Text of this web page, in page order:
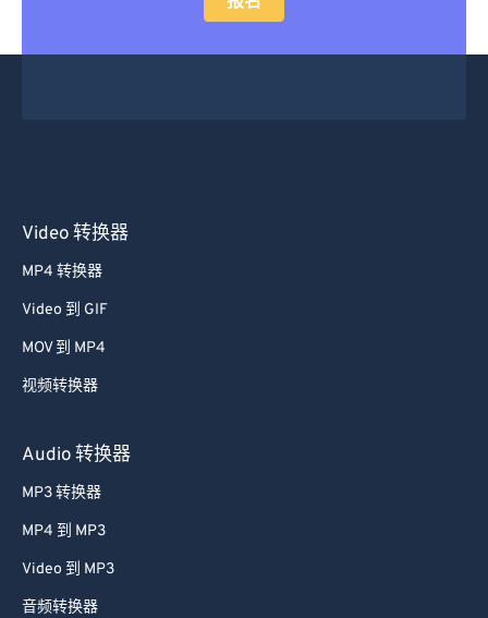
Video 转换器
MP4 转换器
Video 到 GIF
MOV 到 MP4
视频转换器
Audio 转换器
MP3 转换器
MP4 到 MP3
Video 到 MP3
音频转换器